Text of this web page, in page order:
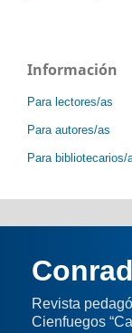
Información
Para lectores/as
Para autores/as
Para bibliotecarios/
Revista
Cienfuegos